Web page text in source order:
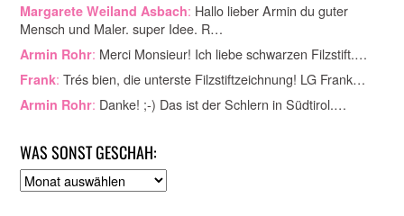
Margarete Weiland Asbach: Hallo lieber Armin du guter
Mensch und Maler. super Idee. R…
Armin Rohr: Merci Monsieur! Ich liebe schwarzen Filzstift.…
Frank: Trés bien, die unterste Filzstiftzeichnung! LG Frank…
Armin Rohr: Danke! ;-) Das ist der Schlern in Südtirol.…
WAS SONST GESCHAH:
A